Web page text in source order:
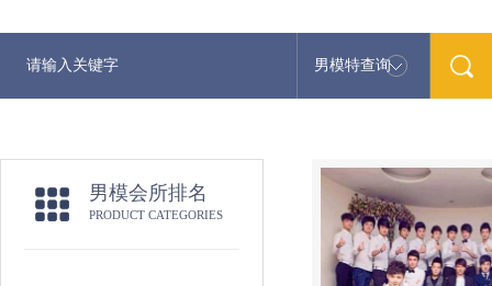
男模特查询
男模会所排名
PRODUCT CATEGORIES